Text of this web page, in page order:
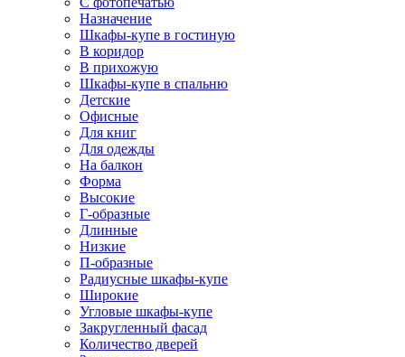
Назначение
Шкафы-купе в гостиную
В коридор
В прихожую
Шкафы-купе в спальню
Детские
Офисные
Для книг
Для одежды
На балкон
Форма
Высокие
Г-образные
Длинные
Низкие
П-образные
Радиусные шкафы-купе
Широкие
Угловые шкафы-купе
Закругленный фасад
Количество дверей